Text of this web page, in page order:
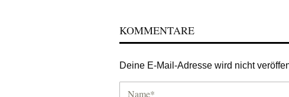
KOMMENTARE
Deine E-Mail-Adresse wird nicht